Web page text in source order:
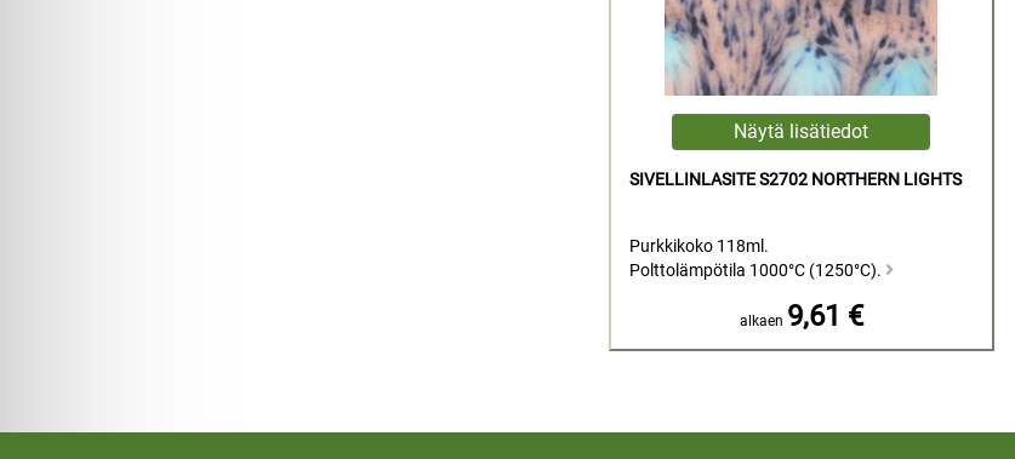
SIVELLINLASITE S2702 NORTHERN LIGHTS
Purkkikoko 118ml.
Polttolämpötila 1000°C (1250°C).
alkaen 9,61 €